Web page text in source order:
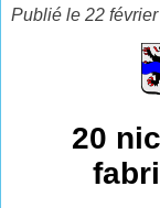
Publié le 22
20